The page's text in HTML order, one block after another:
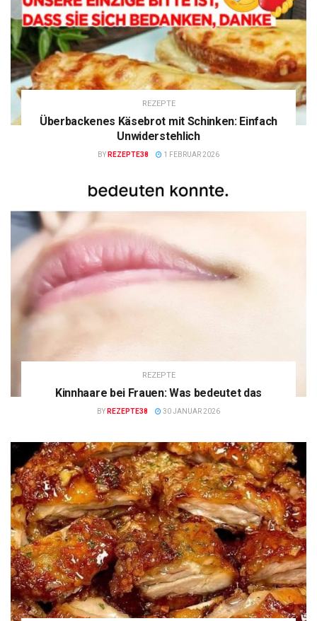
REZEPTE
Überbackenes Käsebrot mit Schinken: Einfach
Unwiderstehlich
BY REZEPTE38 1 FEBRUAR 2026
REZEPTE
Kinnhaare bei Frauen: Was bedeutet das
BY REZEPTE38 30 JANUAR 2026